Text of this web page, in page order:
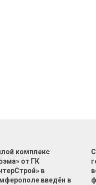
комплекс
от ГК
в
введён в